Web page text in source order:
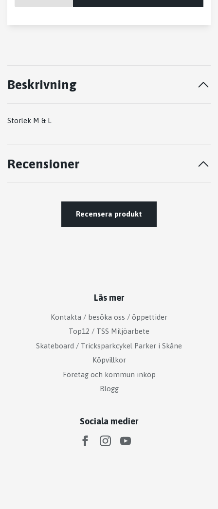
Beskrivning
Storlek M & L
Recensioner
Recensera produkt
Läs mer
Kontakta / besöka oss / öppettider
Top12 / TSS Miljöarbete
Skateboard / Tricksparkcykel Parker i Skåne
Köpvillkor
Företag och kommun inköp
Blogg
Sociala medier